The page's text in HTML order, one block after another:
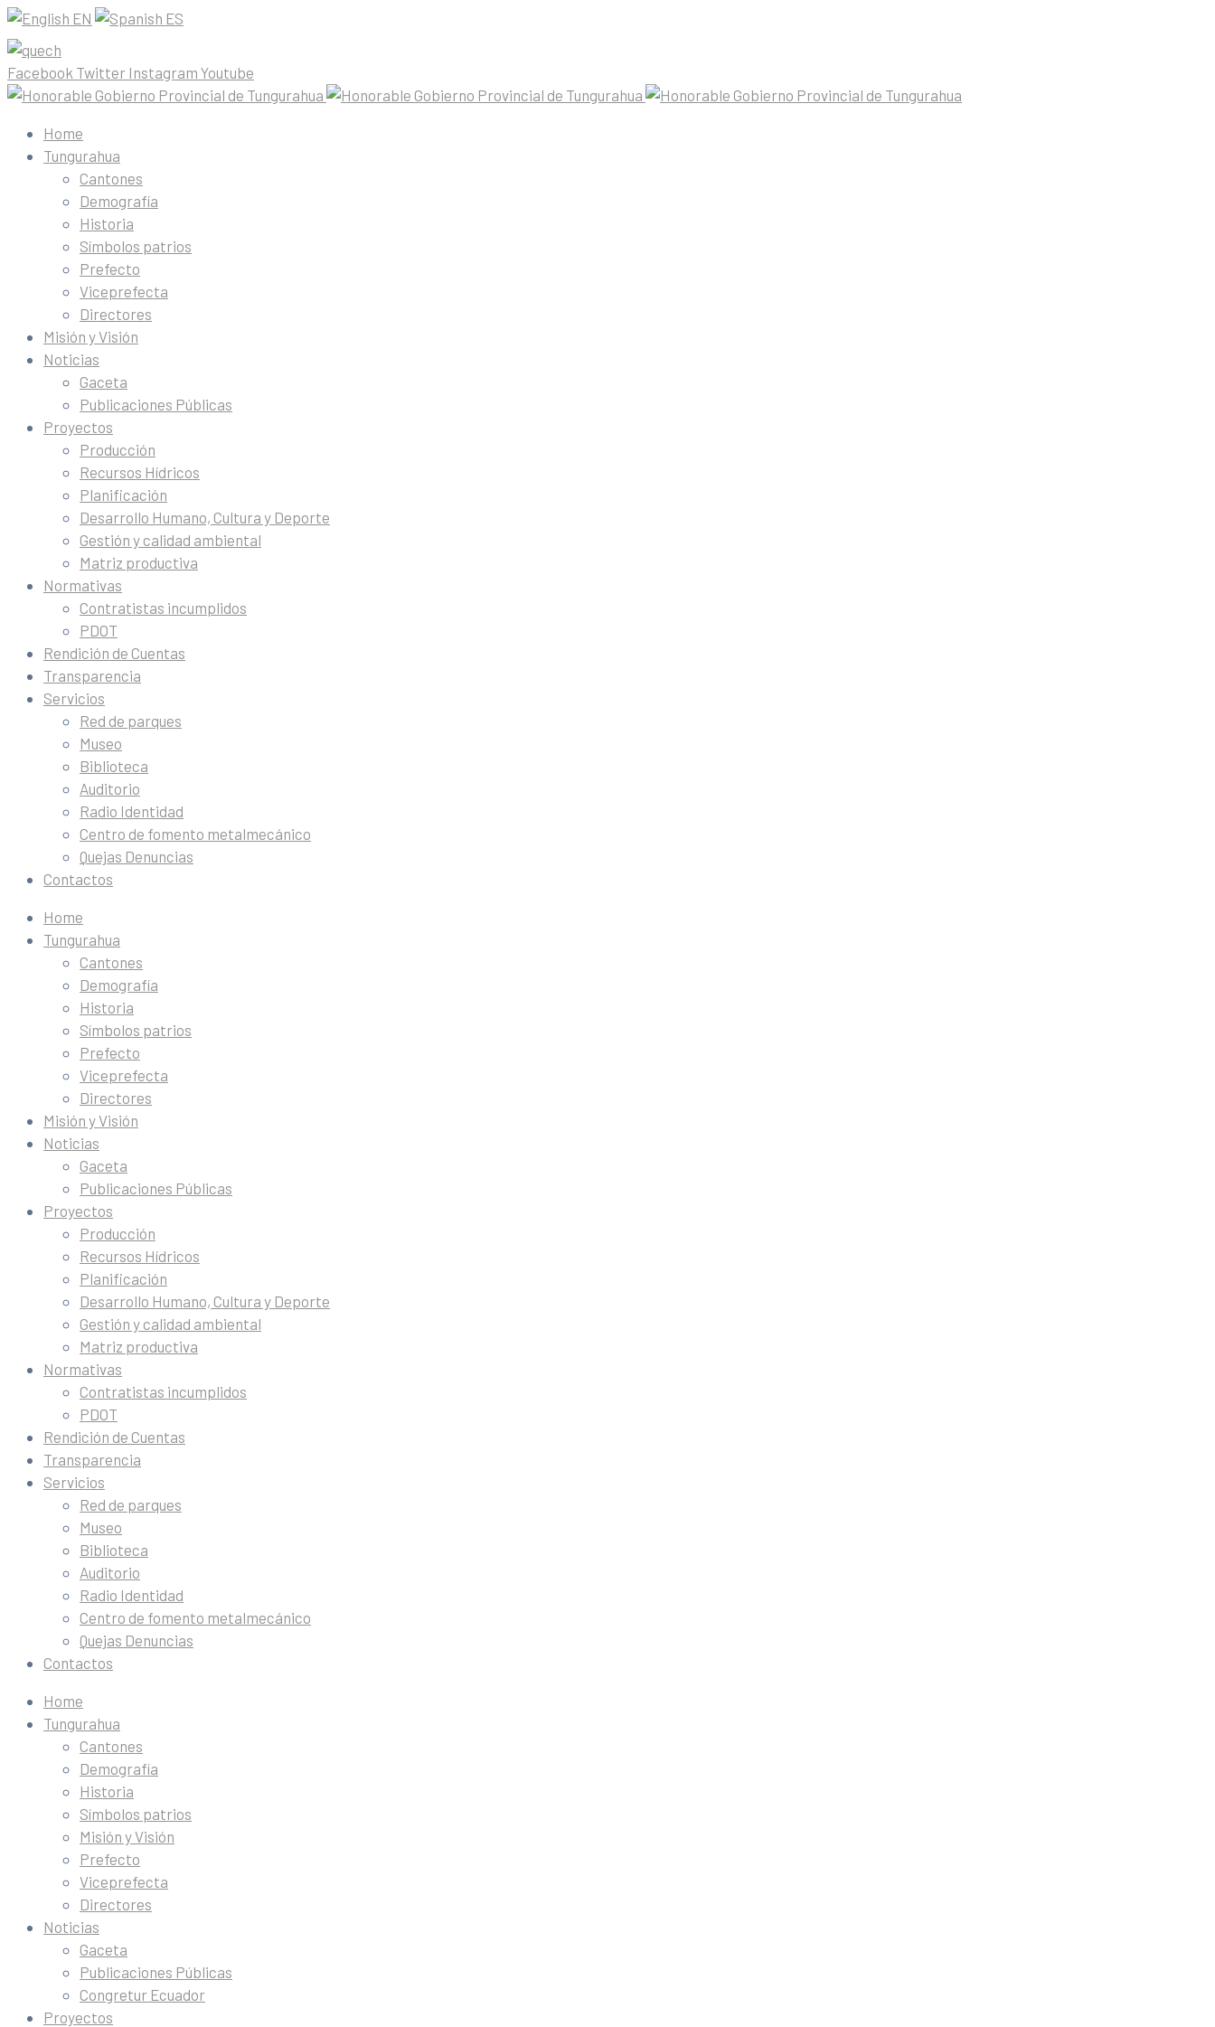
EN ES
Facebook Twitter Instagram Youtube
Home
Tungurahua
Cantones
Demografía
Historia
Símbolos patrios
Prefecto
Viceprefecta
Directores
Misión y Visión
Noticias
Gaceta
Publicaciones Públicas
Proyectos
Producción
Recursos Hídricos
Planificación
Desarrollo Humano, Cultura y Deporte
Gestión y calidad ambiental
Matriz productiva
Normativas
Contratistas incumplidos
PDOT
Rendición de Cuentas
Transparencia
Servicios
Red de parques
Museo
Biblioteca
Auditorio
Radio Identidad
Centro de fomento metalmecánico
Quejas Denuncias
Contactos
Home
Tungurahua
Cantones
Demografía
Historia
Símbolos patrios
Prefecto
Viceprefecta
Directores
Misión y Visión
Noticias
Gaceta
Publicaciones Públicas
Proyectos
Producción
Recursos Hídricos
Planificación
Desarrollo Humano, Cultura y Deporte
Gestión y calidad ambiental
Matriz productiva
Normativas
Contratistas incumplidos
PDOT
Rendición de Cuentas
Transparencia
Servicios
Red de parques
Museo
Biblioteca
Auditorio
Radio Identidad
Centro de fomento metalmecánico
Quejas Denuncias
Contactos
Home
Tungurahua
Cantones
Demografía
Historia
Símbolos patrios
Misión y Visión
Prefecto
Viceprefecta
Directores
Noticias
Gaceta
Publicaciones Públicas
Congretur Ecuador
Proyectos